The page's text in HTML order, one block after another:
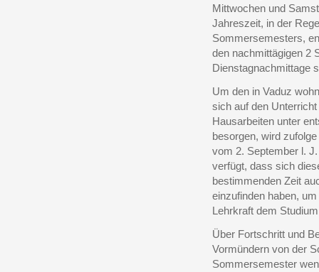
Mittwochen und
Jahreszeit, in der
Sommersemesters,
den nachmittägigen 2
Dienstagnachmittage
Um den in Vaduz
sich auf den
Hausarbeiten unter
besorgen, wird
vom 2. September l.
verfügt, dass sich
bestimmenden Zeit
einzufinden haben,
Lehrkraft dem
Über Fortschritt und
Vormündern von der
Sommersemester